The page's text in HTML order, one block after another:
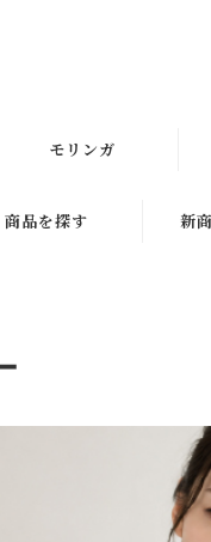
モリンガ
解説 モリンガとは
モリンガブライト化粧
商品を探す
の方におススメ
新